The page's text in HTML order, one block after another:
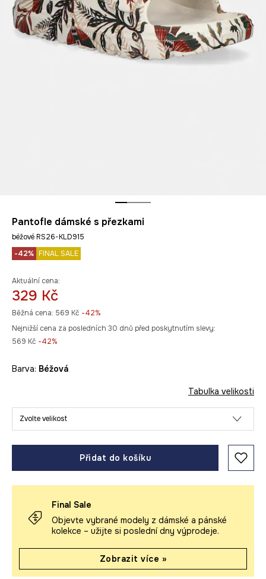
Pantofle dámské s přezkami
béžové RS26-KLD915
-42% FINAL SALE
Aktuální cena:
329 Kč
Běžná cena: 569 Kč -42%
Nejnižší cena za posledních 30 dnů před poskytnutím slevy:
569 Kč -42%
Barva: béžová
Tabulka velikosti
Zvolte velikost
Přidat do košíku
Final Sale
Objevte vybrané modely z dámské a pánské
kolekce – užijte si poslední dny výprodeje.
Zobrazit více »